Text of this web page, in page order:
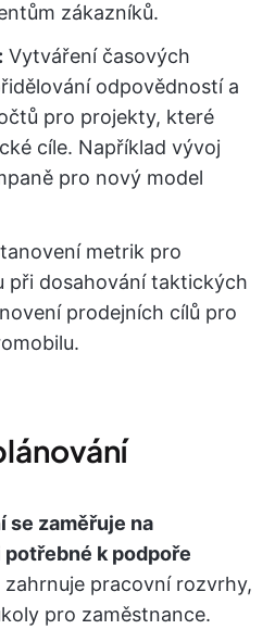
zákazníků.
Vytváření časových
odpovědností a
pro projekty, které
cíle. Například vývoj
pro nový model
metrik pro
při dosahování taktických
prodejních cílů pro
se zaměřuje na
k podpoře
zahrnuje pracovní rozvrhy,
pro zaměstnance.